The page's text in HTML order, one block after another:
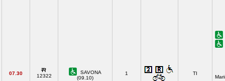
07.30 12322
SAVONA
(09.10)
1 TI